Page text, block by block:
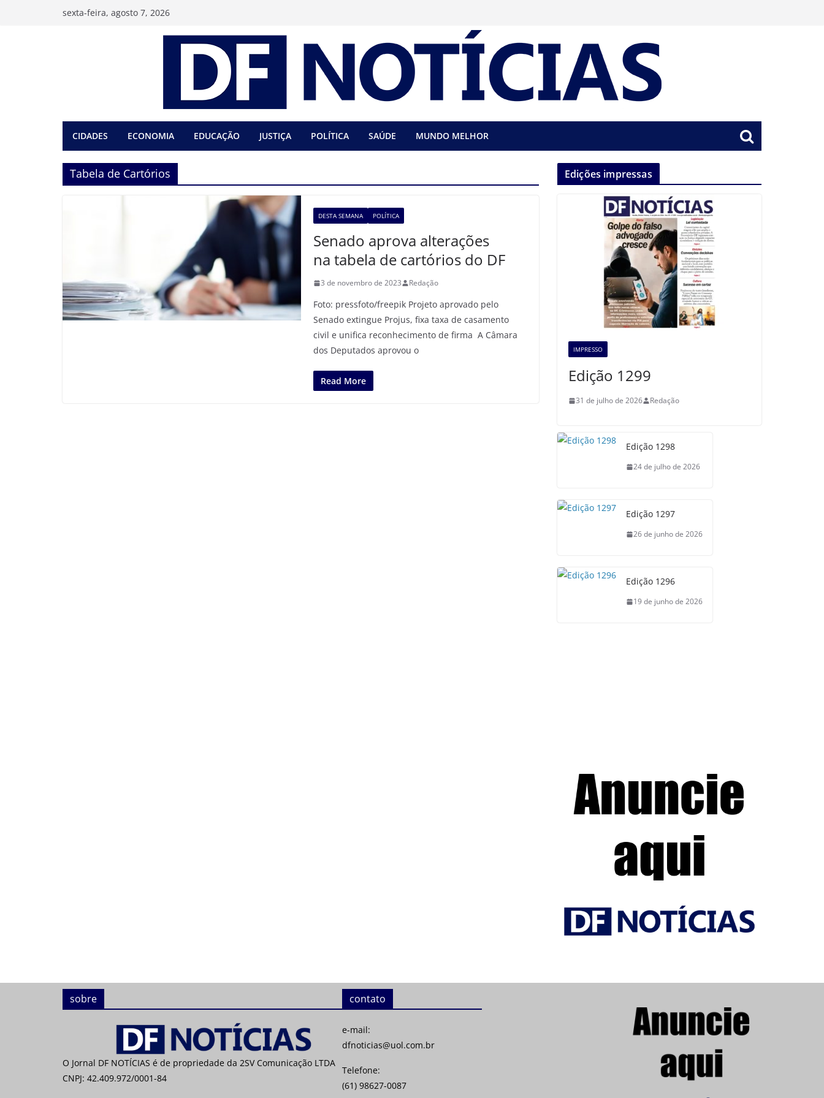
sexta-feira, agosto 7, 2026
CIDADES ECONOMIA EDUCAÇÃO JUSTIÇA POLÍTICA SAÚDE MUNDO MELHOR
Tabela de Cartórios
DESTA SEMANA POLÍTICA
Senado aprova alterações
na tabela de cartórios do DF
3 de novembro de 2023 Redação
Foto: pressfoto/freepik Projeto aprovado pelo
Senado extingue Projus, fixa taxa de casamento
civil e unifica reconhecimento de firma A Câmara
dos Deputados aprovou o
Read More
Edições impressas
IMPRESSO
Edição 1299
31 de julho de 2026 Redação
Edição 1298
24 de julho de 2026
Edição 1297
26 de junho de 2026
Edição 1296
19 de junho de 2026
sobre
O Jornal DF NOTÍCIAS é de propriedade da 2SV Comunicação LTDA
CNPJ: 42.409.972/0001-84
contato
e-mail:
dfnoticias@uol.com.br
Telefone:
(61) 98627-0087